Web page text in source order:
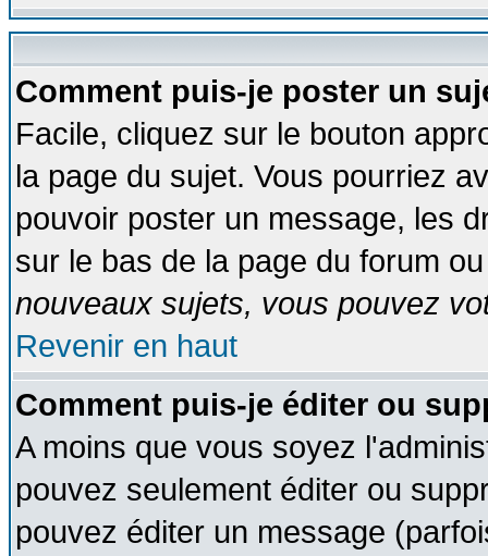
Comment puis-je poster un
Facile, cliquez sur le bouton
la page du sujet. Vous pourriez
pouvoir poster un message, les
sur le bas de la page du forum
nouveaux sujets, vous pouvez
Revenir en haut
Comment puis-je éditer ou
A moins que vous soyez
pouvez seulement éditer ou
pouvez éditer un message